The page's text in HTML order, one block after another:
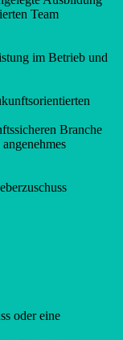
Team
im Betrieb und
Branche
oder eine